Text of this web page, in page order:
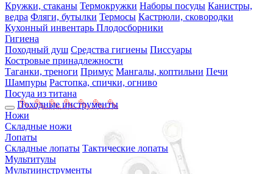
Кружки, стаканы Термокружки Наборы посуды Канистры,
ведра Фляги, бутылки Термосы Кастрюли, сковородки
Кухонный инвентарь Плодосборники
Гигиена
Походный душ Средства гигиены Писсуары
Костровые принадлежности
Таганки, треноги Примус Мангалы, коптильни Печи
Шампуры Растопка, спички, огниво
Посуда из титана
Походные инструменты
Ножи
Складные ножи
Лопаты
Складные лопаты Тактические лопаты
Мультитулы
Мультиинструменты